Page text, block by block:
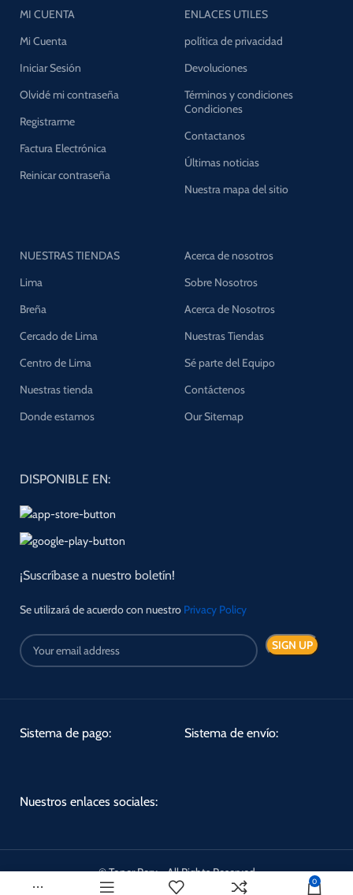
MI CUENTA
Mi Cuenta
Iniciar Sesión
Olvidé mi contraseña
Registrarme
Factura Electrónica
Reinicar contraseña
ENLACES UTILES
política de privacidad
Devoluciones
Términos y condiciones
Condiciones
Contactanos
Últimas noticias
Nuestra mapa del sitio
NUESTRAS TIENDAS
Lima
Breña
Cercado de Lima
Centro de Lima
Nuestras tienda
Donde estamos
Acerca de nosotros
Sobre Nosotros
Acerca de Nosotros
Nuestras Tiendas
Sé parte del Equipo
Contáctenos
Our Sitemap
DISPONIBLE EN:
¡Suscríbase a nuestro boletín!
Se utilizará de acuerdo con nuestro Privacy Policy
Sistema de pago: Sistema de envío:
Nuestros enlaces sociales:
© Toner Peru - All Rights Reserved
0